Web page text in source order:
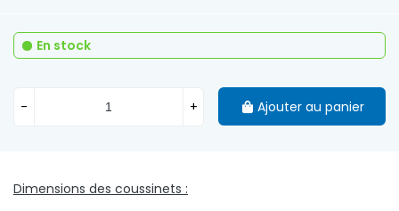
Dimensions des coussinets :
En stock
- + Ajouter au panier